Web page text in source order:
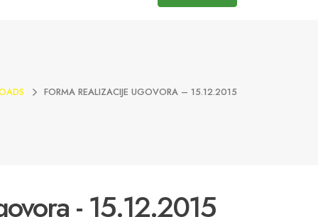
FORMA REALIZACIJE UGOVORA – 15.12.2015
- 15.12.2015